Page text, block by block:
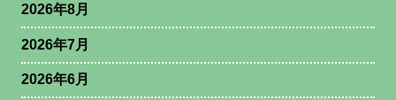
2026年8月
2026年7月
2026年6月